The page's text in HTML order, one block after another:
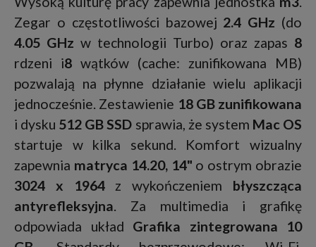
Zegar o częstotliwości bazowej 2.4 GHz (do
4.05 GHz w technologii Turbo) oraz zapas 8
rdzeni i8 wątków (cache: zunifikowana MB)
pozwalają na płynne działanie wielu aplikacji
jednocześnie. Zestawienie 18 GB zunifikowana
i dysku 512 GB SSD sprawia, że system Mac OS
startuje w kilka sekund. Komfort wizualny
zapewnia matryca 14.20, 14" o ostrym obrazie
3024 x 1964z wykończeniem błyszcząca
antyrefleksyjna. Za multimedia i grafikę
odpowiada układ Grafika zintegrowana 10